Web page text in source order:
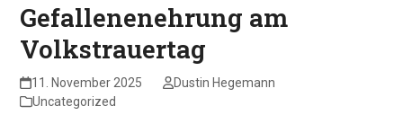
Gefallenenehrung am
Volkstrauertag
11. November 2025
Dustin Hegemann
Uncategorized